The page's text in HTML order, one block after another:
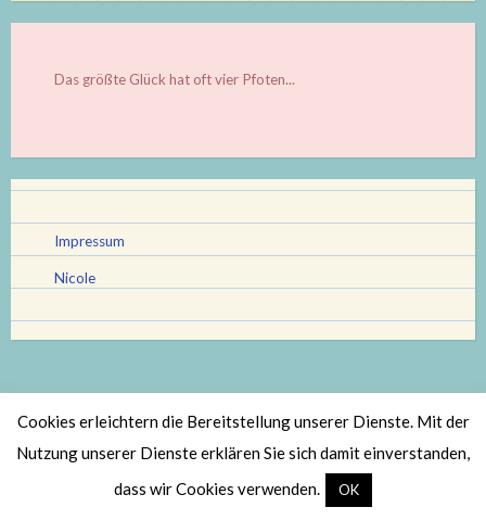
Das größte Glück hat oft vier Pfoten...
Impressum
Nicole
Stolz bereitgestellt von WordPress |
Theme: Scratchpad von
Cookies erleichtern die Bereitstellung unserer Dienste. Mit der
Nutzung unserer Dienste erklären Sie sich damit einverstanden,
dass wir Cookies verwenden.
OK